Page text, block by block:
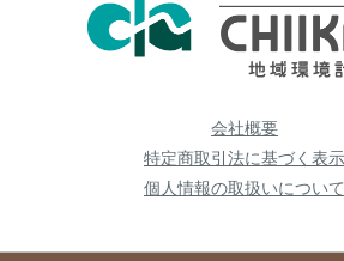
会社概要
特定商取引法に基づく表示
個人情報の取扱いについて